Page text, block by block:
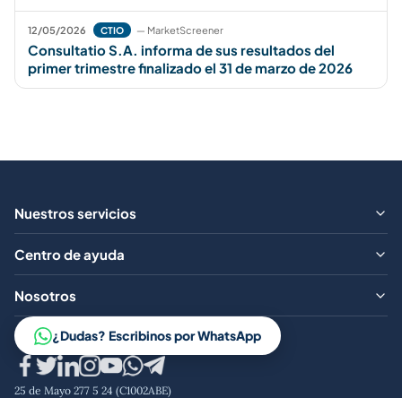
12/05/2026 CTIO — MarketScreener
Consultatio S.A. informa de sus resultados del
primer trimestre finalizado el 31 de marzo de 2026
Nuestros servicios
¿Qué ofrecemos?
Aranceles
Centro de ayuda
Preguntas frecuentes
Contacto
Nosotros
Trabajá con nosotros
Aviso legal
Código de conducta
¿Dudas? Escribinos por WhatsApp
25 de Mayo 277 5 24 (C1002ABE)